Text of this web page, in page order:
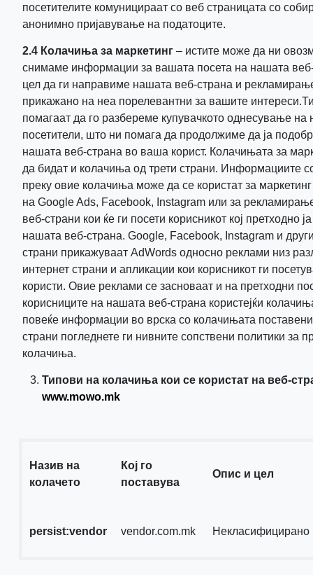
посетителите комуницираат со веб страницата со
анонимно пријавување на податоците.
2.4 Колачиња за маркетинг– истите може да ни
снимаме информации за вашата посета на нашата
цел да ги направиме нашата веб-страна и
прикажано на неа порелевантни за вашите
помагаат да го разбереме купувачкото однесување на
посетители, што ни помага да продолжиме да ја
нашата веб-страна во ваша корист. Колачињата за
да бидат и колачиња од трети страни. Информациите
преку овие колачиња може да се користат за маркетинг
на Google Ads, Facebook, Instagram или за
веб-страни кои ќе ги посети корисникот кој претходно
нашата веб-страна. Google, Facebook, Instagram и
страни прикажуваат AdWords односно реклами низ
интернет страни и апликации кои корисникот ги
користи. Овие реклами се засноваат и на претходни
корисниците на нашата веб-страна користејќи
повеќе информации во врска со колачињата поставени
страни погледнете ги нивните сопствени политики за
колачиња.
Типови на колачиња кои се користат на веб-
www.mowo.mk
Назив на
колачето
Кој го
поставува
Опис и цел
persist:vendor vendor.com.mk Некласифицирано